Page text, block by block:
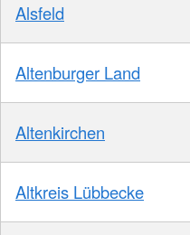
Alsfeld
Altenburger Land
Altenkirchen
Altkreis Lübbecke